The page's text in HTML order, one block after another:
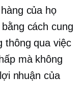
của họ
bằng cách cung
thông qua việc
mà không
nhuận của